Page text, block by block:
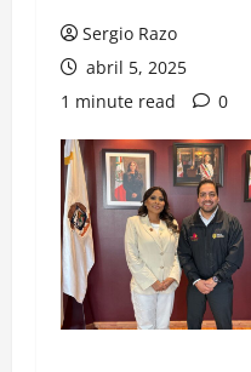
Sergio Razo
abril 5, 2025
1 minute read
0